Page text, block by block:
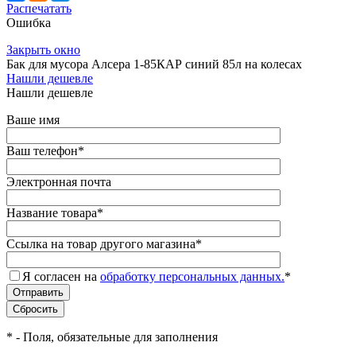
Распечатать
Ошибка
Закрыть окно
Бак для мусора Алсера 1-85КАР синий 85л на колесах
Нашли дешевле
Нашли дешевле
Ваше имя
Ваш телефон*
Электронная почта
Название товара*
Ссылка на товар другого магазина*
Я согласен на обработку персональных данных.*
* - Поля, обязательные для заполнения